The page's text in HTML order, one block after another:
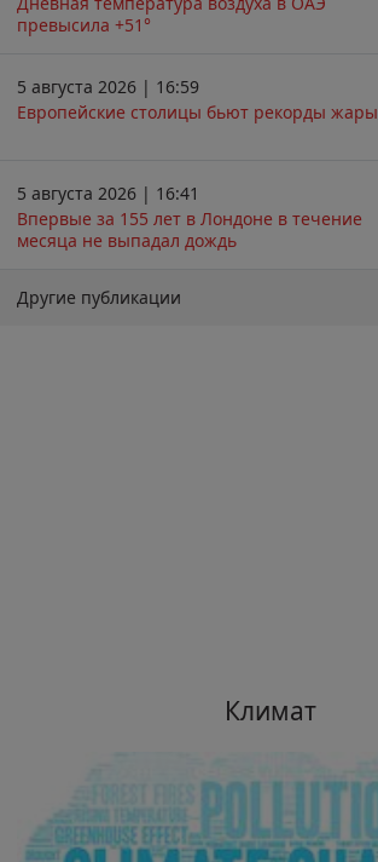
превысила +51°
5 августа 2026 | 16:59
Европейские столицы бьют рекорды жары
5 августа 2026 | 16:41
Впервые за 155 лет в Лондоне в течение
месяца не выпадал дождь
Другие публикации
Климат